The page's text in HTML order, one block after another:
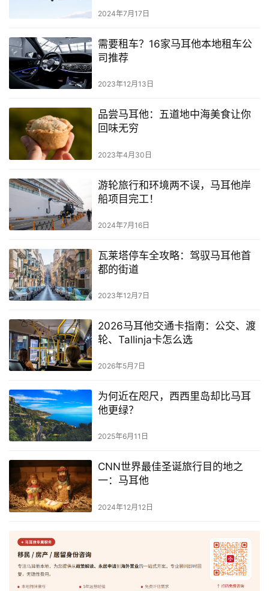
2024年7月17日
需要租车？16家马耳他本地租车公
司推荐
2023年12月13日
品尝马耳他：五道地中海美食让你
回味无穷
2023年4月30日
游轮旅行和环境两不误，马耳他岸
船项目完工！
2024年7月16日
瓦莱塔停车全攻略：驾驭马耳他首
都的街道
2023年12月7日
2026马耳他交通卡指南：公交、渡
轮、Tallinja卡怎么选
2026年5月7日
为何近在咫尺，西西里岛却比马耳
他更绿？
2025年6月11日
CNN世界最佳圣诞旅行目的地之
一：马耳他
2024年12月12日